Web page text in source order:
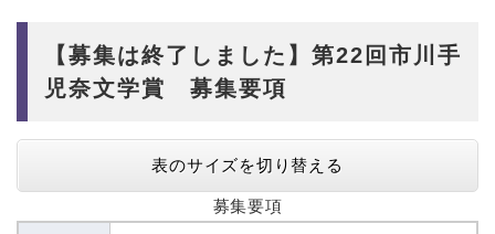
【募集は終了しました】第22回市川手
児奈文学賞 募集要項
表のサイズを切り替える
募集要項